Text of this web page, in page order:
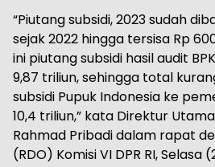
“Piutang subsidi, 2023 sudah
sejak 2022 hingga tersisa Rp
ini piutang subsidi hasil audit
9,87 triliun, sehingga total
subsidi Pupuk Indonesia ke
10,4 triliun,” kata Direktur
Rahmad Pribadi dalam rapat
(RDO) Komisi VI DPR RI,